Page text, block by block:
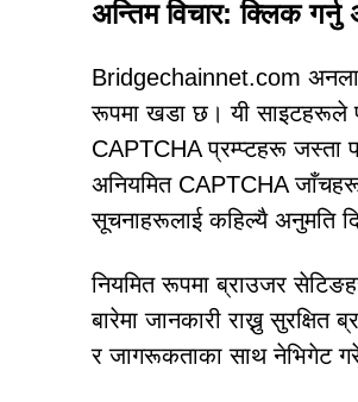
अन्तिम विचार: क्लिक गर्नु
Bridgechainnet.com
रूपमा खडा छ। यी साइटहरूले
CAPTCHA प्रम्प्टहरू जस्ता
अनियमित CAPTCHA
सूचनाहरूलाई कहिल्यै अनुमति
नियमित रूपमा ब्राउजर
बारेमा जानकारी राख्नु
र जागरूकताका साथ नेभिगेट